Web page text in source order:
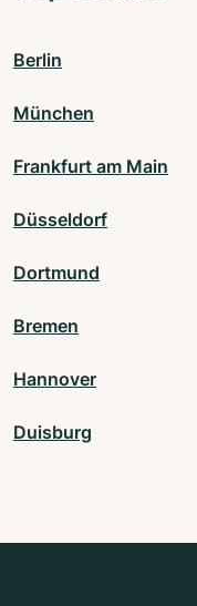
Berlin
München
Frankfurt am Main
Düsseldorf
Dortmund
Bremen
Hannover
Duisburg